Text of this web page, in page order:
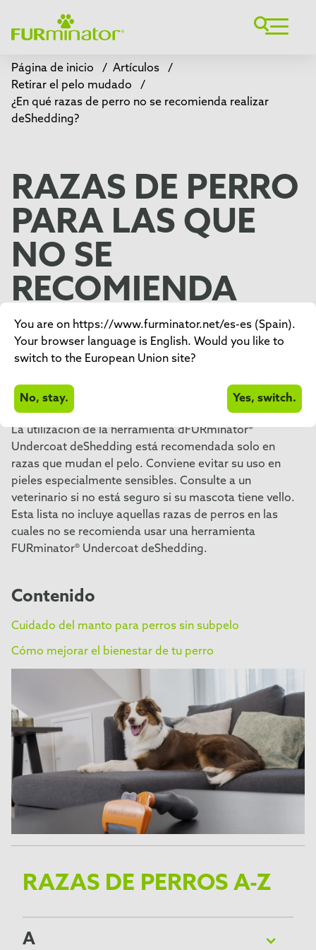
Página de inicio / Artículos
/
Retirar el pelo mudado
/
¿En qué razas de perro no se recomienda realizar
deShedding?
RAZAS DE PERRO
PARA LAS QUE
NO SE
RECOMIENDA
USAR UNA
DESHEDDING
HERRAMIENTA
La utilización de la herramienta dFURminator®
Undercoat deShedding está recomendada solo en
razas que mudan el pelo. Conviene evitar su uso en
pieles especialmente sensibles. Consulte a un
veterinario si no está seguro si su mascota tiene vello.
Esta lista no incluye aquellas razas de perros en las
cuales no se recomienda usar una herramienta
FURminator® Undercoat deShedding.
Contenido
Cuidado del manto para perros sin subpelo
Cómo mejorar el bienestar de tu perro
RAZAS DE PERROS A-Z
A
You are on https://www.furminator.net/es-es (Spain).
Your browser language is English. Would you like to
switch to the European Union site?
No, stay. Yes, switch.